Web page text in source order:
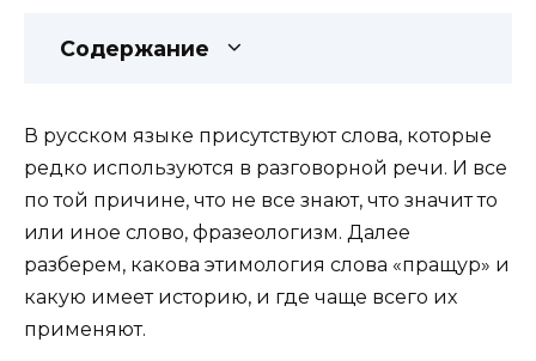
Содержание
В русском языке присутствуют слова, которые
редко используются в разговорной речи. И все
по той причине, что не все знают, что значит то
или иное слово, фразеологизм. Далее
разберем, какова этимология слова «пращур» и
какую имеет историю, и где чаще всего их
применяют.